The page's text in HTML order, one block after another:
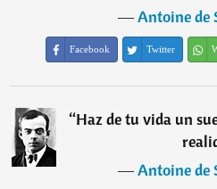
―Antoine de
Facebook Twitter
“Haz de tu vida un
―Antoine de